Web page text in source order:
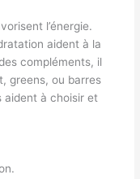
l’énergie.
aident à la
compléments, il
greens, ou barres
aident à choisir et